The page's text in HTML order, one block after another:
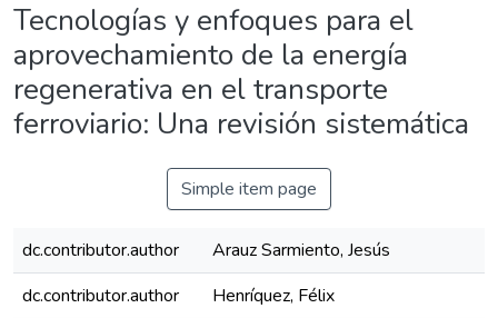
Tecnologías y enfoques para el
aprovechamiento de la energía
regenerativa en el transporte
ferroviario: Una revisión sistemática
Simple item page
dc.contributor.author
Arauz Sarmiento, Jesús
dc.contributor.author
Henríquez, Félix